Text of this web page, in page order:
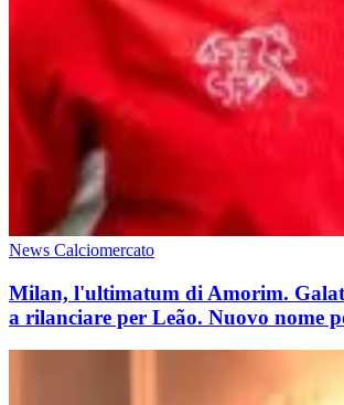
News Calciomercato
Milan, l'ultimatum di Amorim.
a rilanciare per Leão. Nuovo nome